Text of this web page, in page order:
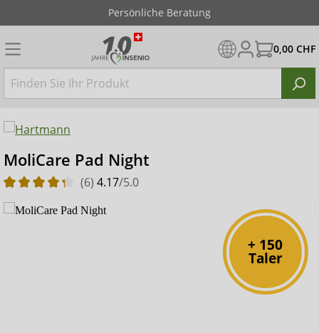
Persönliche Beratung
0,00 CHF
MoliCare Pad Night
(6) 4.17/5.0
+ 150
Taler